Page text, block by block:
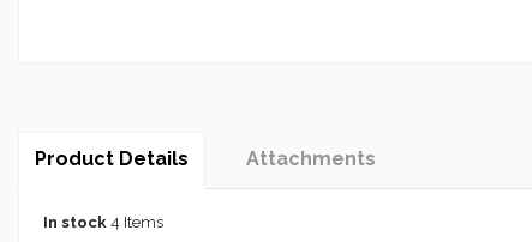
Product Details Attachments
In stock 4 Items